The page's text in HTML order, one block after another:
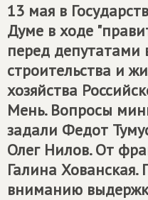
13 мая в
Думе в ходе
перед
строительства и
хозяйства
Мень. Вопросы
задали Федот
Олег Нилов. От
Галина
вниманию